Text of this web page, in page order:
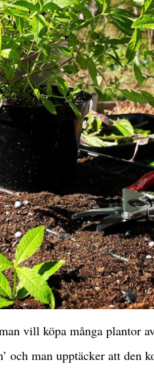
vill köpa många plantor
och man upptäcker att den